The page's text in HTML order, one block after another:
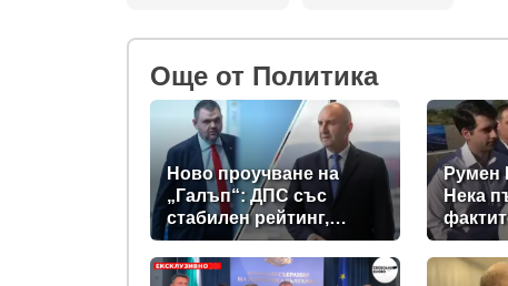
Oще от Политика
Ново проучване на
„Галъп“: ДПС със
стабилен рейтинг,
подкрепата към Радев
се запазва
Румен
Нека